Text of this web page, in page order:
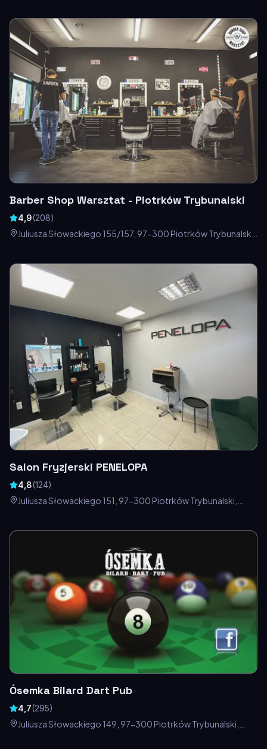
Barber Shop Warsztat - Piotrków Trybunalski
4,9(208)
Juliusza Słowackiego 155/157, 97-300 Piotrków Trybunalski,
Salon Fryzjerski PENELOPA
4,8(124)
Juliusza Słowackiego 151, 97-300 Piotrków Trybunalski,
Ósemka Bilard Dart Pub
4,7(295)
Juliusza Słowackiego 149, 97-300 Piotrków Trybunalski,